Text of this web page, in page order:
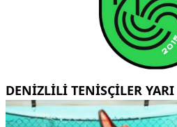
DENİZLİLİ TENİSÇİLER